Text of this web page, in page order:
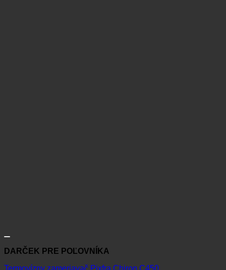
DARČEK PRE POĽOVNÍKA
Termovízny zameriavač Pixfra Chiron C450